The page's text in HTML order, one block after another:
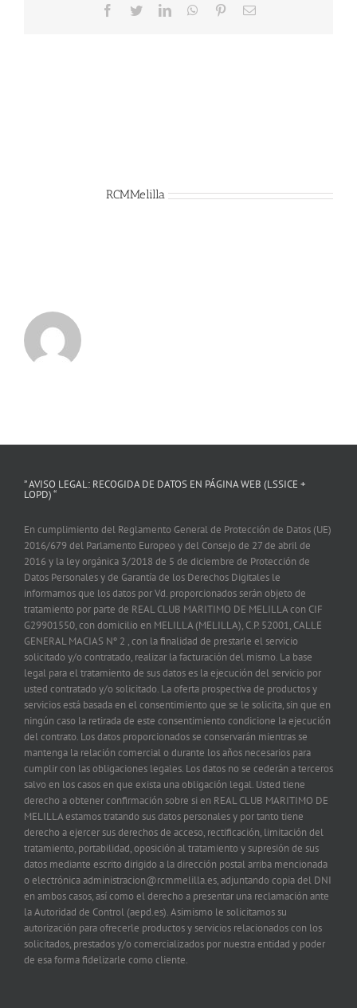
Facebook
TwitterLinkedInWhatsApp
PinterestCorreo
RCMMelilla
” AVISO LEGAL: RECOGIDA DE DATOS EN PÁGINA WEB (LSSICE +
LOPD) “
En cumplimiento del Reglamento General de Protección de Datos (UE)
2016/679 del Parlamento Europeo y del Consejo de 27 de abril de
2016 y la ley orgánica 3/2018 de 5 de diciembre de Protección de
Datos Personales y de Garantía de los Derechos Digitales le
informamos que los datos por Vd. proporcionados serán objeto de
tratamiento por parte de REAL CLUB MARITIMO DE MELILLA con CIF
G29901550, con domicilio en MELILLA (MELILLA), C.P. 52001, CALLE
GENERAL MACIAS Nº 2 , con la finalidad de prestarle el servicio
solicitado y/o contratado, realizar la facturación del mismo. La base
legal para el tratamiento de sus datos es la ejecución del servicio por
usted contratado y/o solicitado. La oferta prospectiva de productos y
servicios está basada en el consentimiento que se le solicita, sin que en
ningún caso la retirada de este consentimiento condicione la ejecución
del contrato. Los datos proporcionados se conservarán mientras se
mantenga la relación comercial o durante los años necesarios para
cumplir con las obligaciones legales. Los datos no se cederán a terceros
salvo en los casos en que exista una obligación legal. Usted tiene
derecho a obtener confirmación sobre si en REAL CLUB MARITIMO DE
MELILLA estamos tratando sus datos personales y por tanto tiene
derecho a ejercer sus derechos de acceso, rectificación, limitación del
tratamiento, portabilidad, oposición al tratamiento y supresión de sus
datos mediante escrito dirigido a la dirección postal arriba mencionada
o electrónica administracion@rcmmelilla.es, adjuntando copia del DNI
en ambos casos, así como el derecho a presentar una reclamación ante
la Autoridad de Control (aepd.es). Asimismo le solicitamos su
autorización para ofrecerle productos y servicios relacionados con los
solicitados, prestados y/o comercializados por nuestra entidad y poder
de esa forma fidelizarle como cliente.